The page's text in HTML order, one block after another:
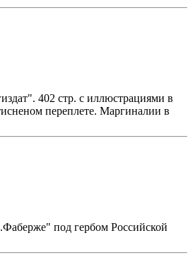
402 стр. с иллюстрациями в
переплете. Маргиналии в
под гербом Российской